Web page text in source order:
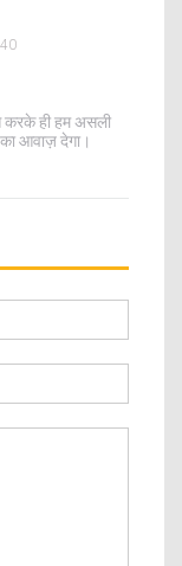
करके ही हम असली
आवाज़ देगा।